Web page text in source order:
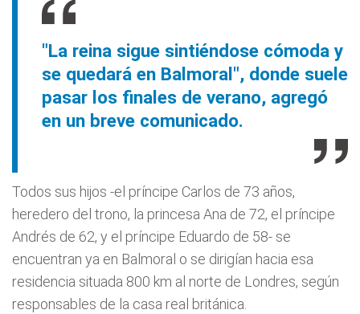
"La reina sigue sintiéndose cómoda y
se quedará en Balmoral", donde suele
pasar los finales de verano, agregó
en un breve comunicado.
Todos sus hijos -el príncipe Carlos de 73 años,
heredero del trono, la princesa Ana de 72, el príncipe
Andrés de 62, y el príncipe Eduardo de 58- se
encuentran ya en Balmoral o se dirigían hacia esa
residencia situada 800 km al norte de Londres, según
responsables de la casa real británica.